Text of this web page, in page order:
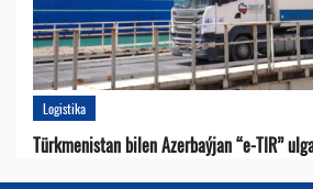
Logistika
Türkmenistan bilen Azerbaýjan “e-TIR”